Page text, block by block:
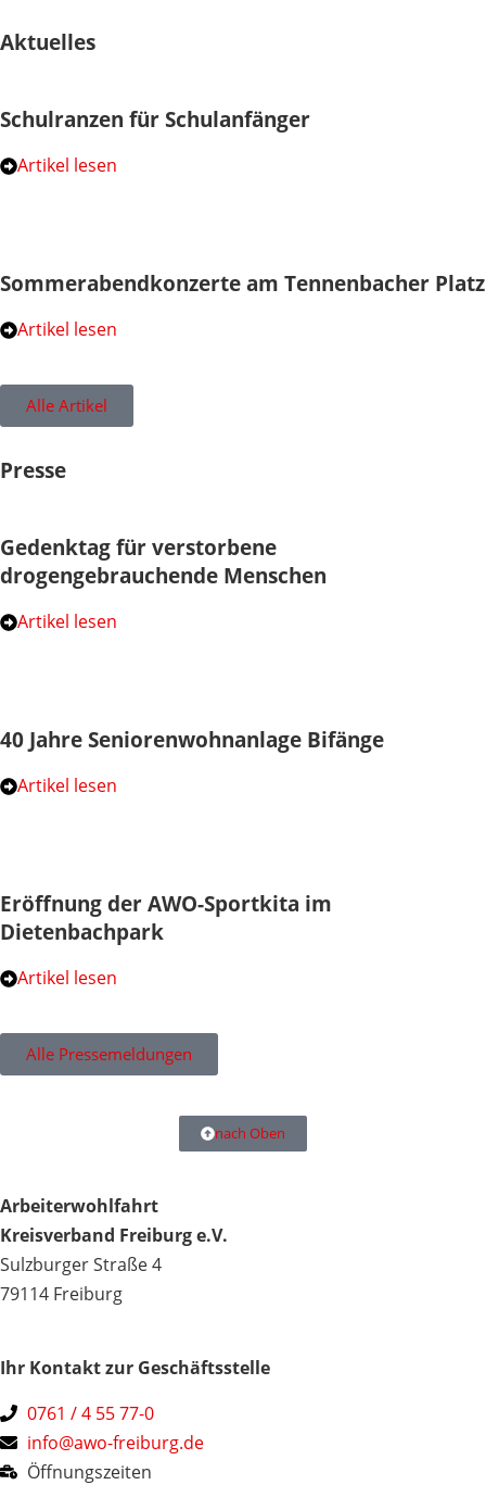
Aktuelles
Schulranzen für Schulanfänger
Artikel lesen
Sommerabendkonzerte am Tennenbacher Platz
Artikel lesen
Alle Artikel
Presse
Gedenktag für verstorbene
drogengebrauchende Menschen
Artikel lesen
40 Jahre Seniorenwohnanlage Bifänge
Artikel lesen
Eröffnung der AWO-Sportkita im
Dietenbachpark
Artikel lesen
Alle Pressemeldungen
nach Oben
Arbeiterwohlfahrt
Kreisverband Freiburg e.V.
Sulzburger Straße 4
79114 Freiburg
Ihr Kontakt zur Geschäftsstelle
0761 / 4 55 77-0
info@awo-freiburg.de
Öffnungszeiten